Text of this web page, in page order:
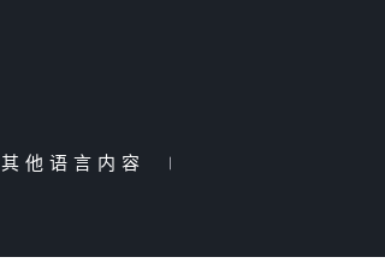
其他语言内容 |